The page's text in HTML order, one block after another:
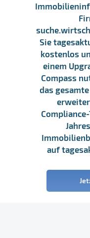
Sie
kostenlos
einem
Compass
das
auf